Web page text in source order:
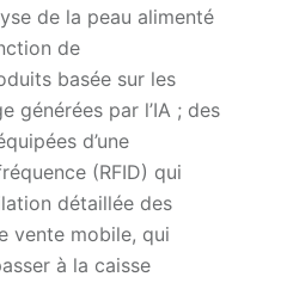
de la peau alimenté
de
basée sur les
générées par l’IA ; des
d’une
(RFID) qui
détaillée des
vente mobile, qui
à la caisse